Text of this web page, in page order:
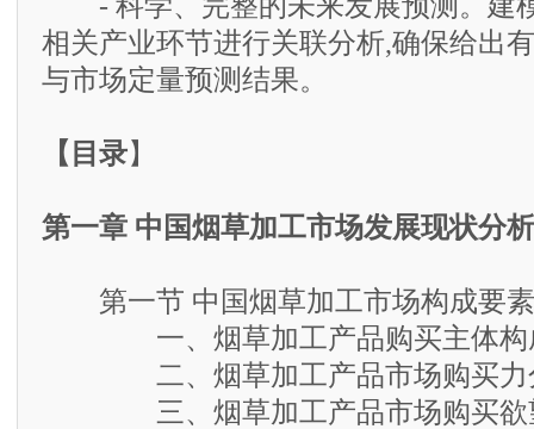
相关产业环节进行关联分析,确保给出
与市场定量预测结果。
【目录】
第一章 中国烟草加工市场发展现状分析
第一节 中国烟草加工市场构成要
一、烟草加工产品购买主体构
二、烟草加工产品市场购买力
三、烟草加工产品市场购买欲